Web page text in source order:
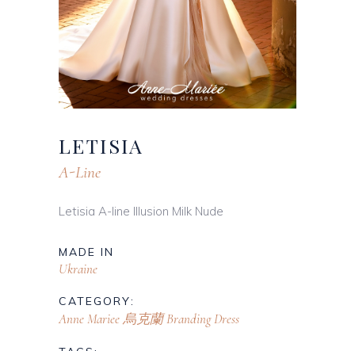
LETISIA
A-Line
Letisia A-line Illusion Milk Nude
MADE IN
Ukraine
CATEGORY:
Anne Mariee 烏克蘭Branding Dress